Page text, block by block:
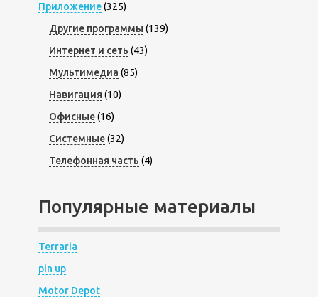
Приложение(325)
Другие программы (139)
Интернет и сеть (43)
Мультимедиа (85)
Навигация (10)
Офисные(16)
Системные(32)
Телефонная часть (4)
Популярные материалы
Terraria
pin up
Motor Depot